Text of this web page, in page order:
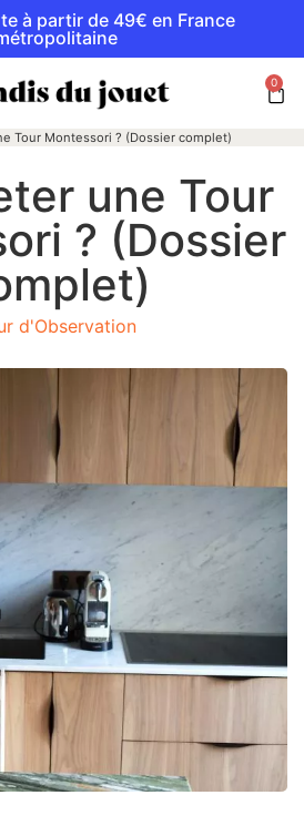
à partir de 49€ en France
0
Tour Montessori ? (Dossier complet)
une Tour
? (Dossier
d'Observation